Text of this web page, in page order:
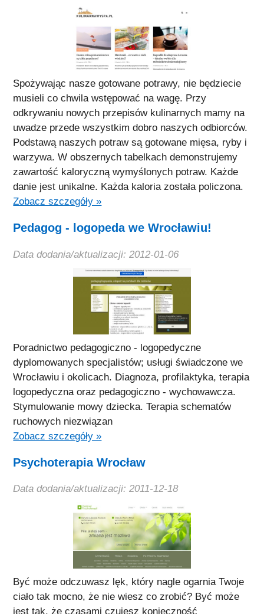
Spożywając nasze gotowane potrawy, nie będziecie
musieli co chwila wstępować na wagę. Przy
odkrywaniu nowych przepisów kulinarnych mamy na
uwadze przede wszystkim dobro naszych odbiorców.
Podstawą naszych potraw są gotowane mięsa, ryby i
warzywa. W obszernych tabelkach demonstrujemy
zawartość kaloryczną wymyślonych potraw. Każde
danie jest unikalne. Każda kaloria została policzona.
Zobacz szczegóły »
Pedagog - logopeda we Wrocławiu!
Data dodania/aktualizacji: 2012-01-06
Poradnictwo pedagogiczno - logopedyczne
dyplomowanych specjalistów; usługi świadczone we
Wrocławiu i okolicach. Diagnoza, profilaktyka, terapia
logopedyczna oraz pedagogiczno - wychowawcza.
Stymulowanie mowy dziecka. Terapia schematów
ruchowych niezwiązan
Zobacz szczegóły »
Psychoterapia Wrocław
Data dodania/aktualizacji: 2011-12-18
Być może odczuwasz lęk, który nagle ogarnia Twoje
ciało tak mocno, że nie wiesz co zrobić? Być może
jest tak, że czasami czujesz konieczność